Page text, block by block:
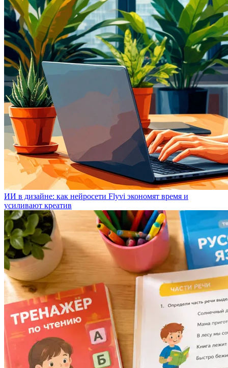
ИИ в дизайне: как нейросети Flyvi экономят время и
усиливают креатив